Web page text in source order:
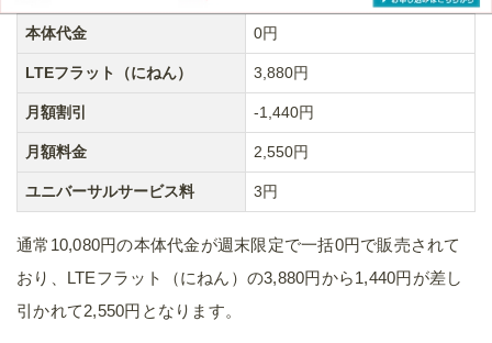
本体代金 0円
LTEフラット（にねん） 3,880円
月額割引 -1,440円
月額料金 2,550円
ユニバーサルサービス料 3円
通常10,080円の本体代金が週末限定で一括0円で販売されて
おり、LTEフラット（にねん）の3,880円から1,440円が差し
引かれて2,550円となります。